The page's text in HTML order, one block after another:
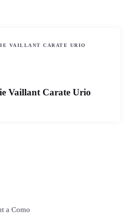
VAILLANT CARATE URIO
Vaillant Carate Urio
a Como